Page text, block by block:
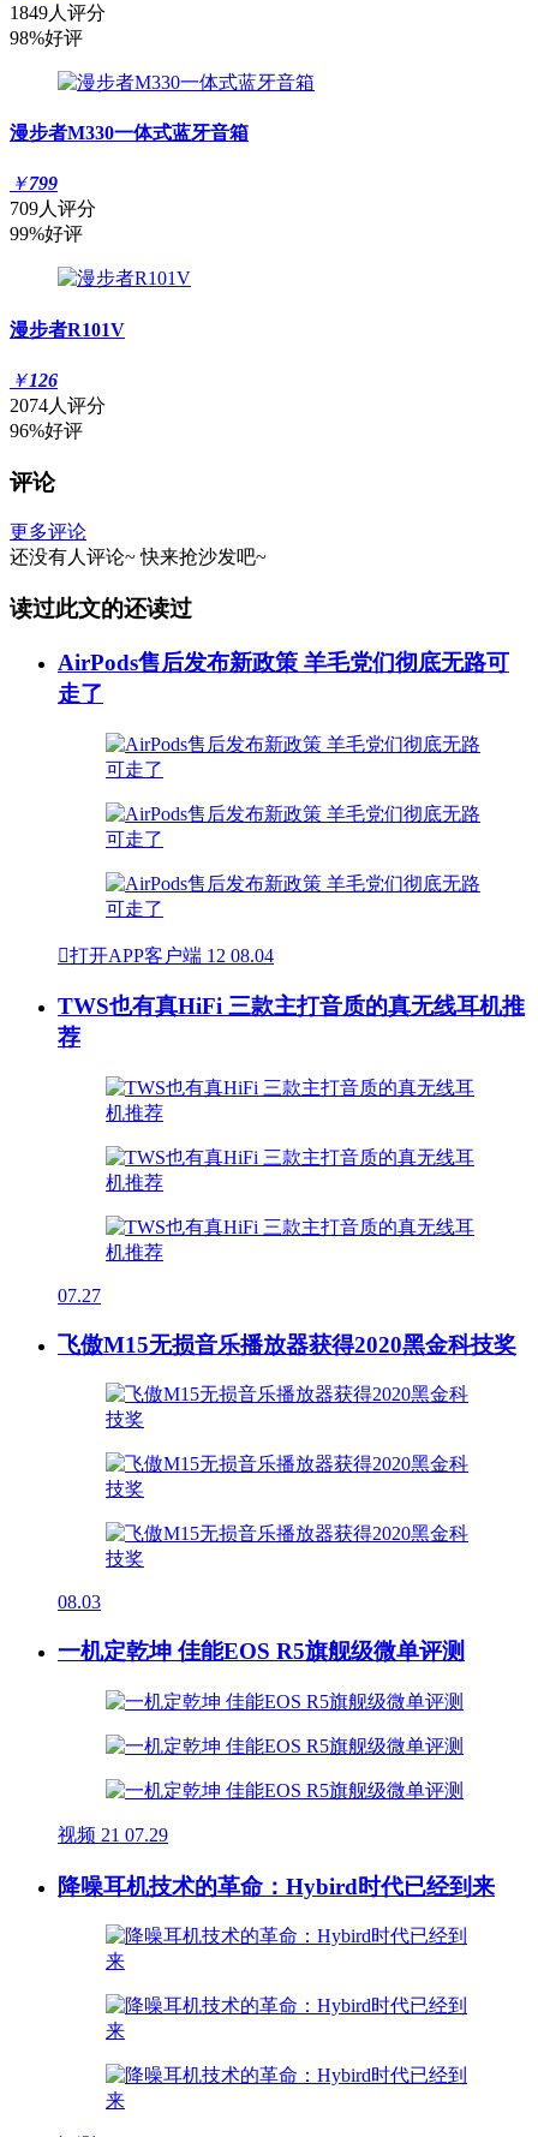
1849人评分
98%好评
漫步者M330一体式蓝牙音箱
￥799
709人评分
99%好评
漫步者R101V
￥126
2074人评分
96%好评
评论
更多评论
还没有人评论~ 快来抢沙发吧~
读过此文的还读过
AirPods售后发布新政策 羊毛党们彻底无路可
走了
打开APP客户端 12 08.04
TWS也有真HiFi 三款主打音质的真无线耳机推
荐
07.27
飞傲M15无损音乐播放器获得2020黑金科技奖
08.03
一机定乾坤 佳能EOS R5旗舰级微单评测
视频 21 07.29
降噪耳机技术的革命：Hybird时代已经到来